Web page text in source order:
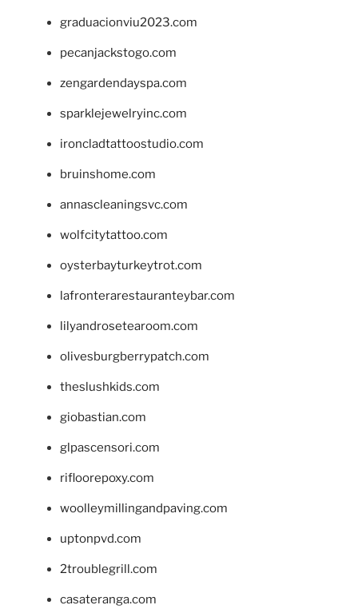
graduacionviu2023.com
pecanjackstogo.com
zengardendayspa.com
sparklejewelryinc.com
ironcladtattoostudio.com
bruinshome.com
annascleaningsvc.com
wolfcitytattoo.com
oysterbayturkeytrot.com
lafronterarestauranteybar.com
lilyandrosetearoom.com
olivesburgberrypatch.com
theslushkids.com
giobastian.com
glpascensori.com
rifloorepoxy.com
woolleymillingandpaving.com
uptonpvd.com
2troublegrill.com
casateranga.com